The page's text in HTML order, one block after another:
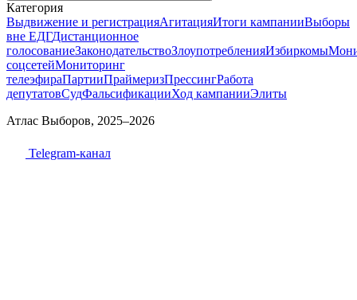
Категория
Выдвижение и регистрацияАгитацияИтоги кампанииВыборы
вне ЕДГДистанционное
голосованиеЗаконодательствоЗлоупотребленияИзбиркомы
соцсетейМониторинг
телеэфираПартииПраймеризПрессингРабота
депутатовСудФальсификацииХод кампанииЭлиты
Атлас Выборов, 2025–2026
Telegram-канал